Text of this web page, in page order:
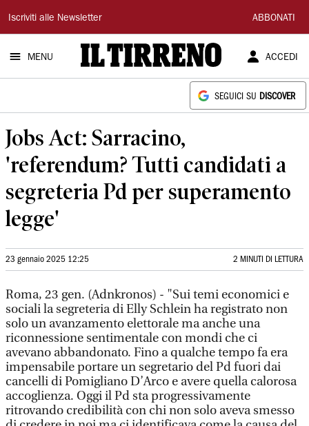
Il
Tirreno
Iscriviti alle Newsletter ABBONATI
MENU ACCEDI
SEGUICI SU DISCOVER
Jobs Act: Sarracino,
'referendum? Tutti candidati a
segreteria Pd per superamento
legge'
23 gennaio 2025 12:25 2 MINUTI DI LETTURA
Roma, 23 gen. (Adnkronos) - "Sui temi economici e
sociali la segreteria di Elly Schlein ha registrato non
solo un avanzamento elettorale ma anche una
riconnessione sentimentale con mondi che ci
avevano abbandonato. Fino a qualche tempo fa era
impensabile portare un segretario del Pd fuori dai
cancelli di Pomigliano D’Arco e avere quella calorosa
accoglienza. Oggi il Pd sta progressivamente
ritrovando credibilità con chi non solo aveva smesso